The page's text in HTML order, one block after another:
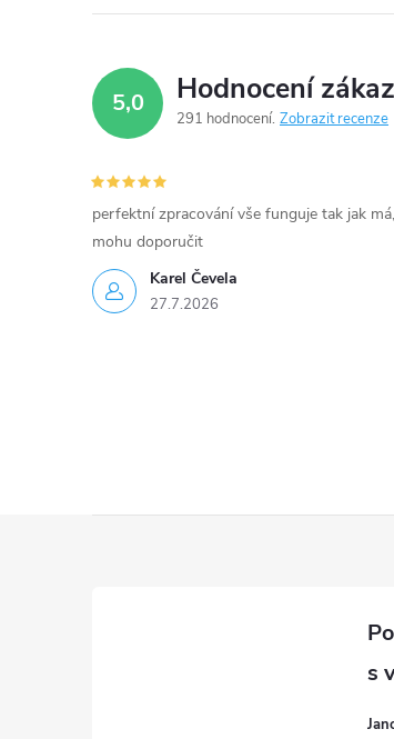
5,0 Hodnocení
291 hodnocení Zobrazit recenze
Karel Čevela
27.7.2026
perfektní zpracování vše funguje tak jak má,
mohu doporučit